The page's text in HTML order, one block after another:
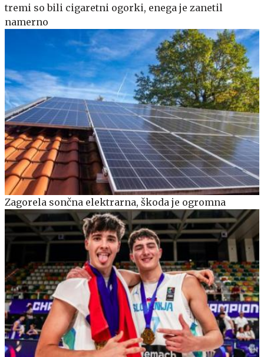
tremi so bili cigaretni ogorki, enega je zanetil
namerno
Zagorela sončna elektrarna, škoda je ogromna